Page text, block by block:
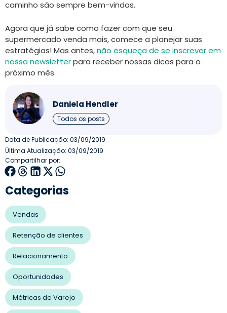
caminho são sempre bem-vindas.
Agora que já sabe como fazer com que seu
supermercado venda mais, comece a planejar suas
estratégias! Mas antes,não esqueça de se inscrever em
nossa newsletterpara receber nossas dicas para o
próximo mês.
Daniela Hendler
Todos os posts
Data de Publicação: 03/09/2019
Última Atualização: 03/09/2019
Compartilhar por:
Categorias
Vendas
Retenção de clientes
Relacionamento
Oportunidades
Métricas de Varejo